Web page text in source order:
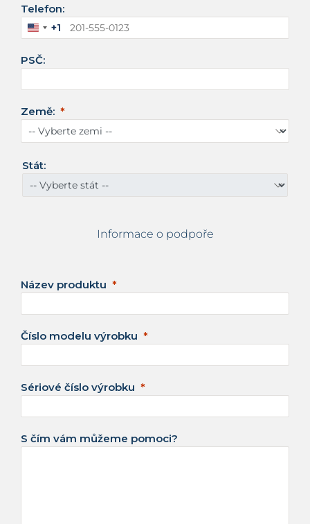
Telefon:
S
o
e
é
s
á
y
+1
PSČ:
Země:
Stát:
Informace o podpoře
Název produktu
Číslo modelu výrobku
Sériové číslo výrobku
S čím vám můžeme pomoci?